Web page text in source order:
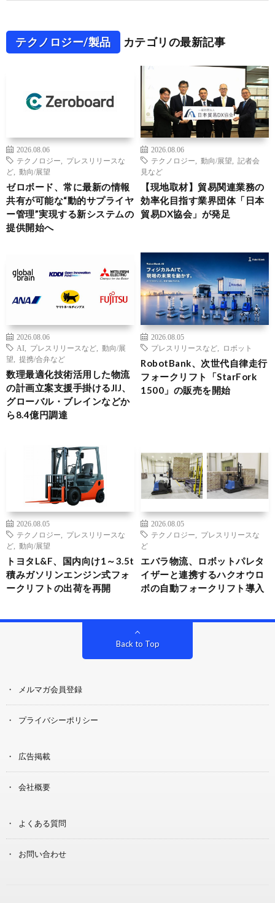
テクノロジー/製品 カテゴリの最新記事
2026.08.06
テクノロジー
プレスリリースな
ど
動向/展望
ゼロボード、常に最新の情報
共有が可能な“動的サプライヤ
ー管理”実現する新システムの
提供開始へ
2026.08.06
テクノロジー
動向/展望
記者会
見など
【現地取材】貿易関連業務の
効率化目指す業界団体「日本
貿易DX協会」が発足
2026.08.06
AI
プレスリリースなど
動向/展
望
提携/合弁など
数理最適化技術活用した物流
の計画立案支援手掛けるJIJ、
グローバル・ブレインなどか
ら8.4億円調達
2026.08.05
プレスリリースなど
ロボット
RobotBank、次世代自律走行
フォークリフト「StarFork
1500」の販売を開始
2026.08.05
テクノロジー
プレスリリースな
ど
動向/展望
トヨタL&F、国内向け1～3.5t
積みガソリンエンジン式フォ
ークリフトの出荷を再開
2026.08.05
テクノロジー
プレスリリースな
ど
エバラ物流、ロボットパレタ
イザーと連携するハクオウロ
ボの自動フォークリフト導入
Back to Top
メルマガ会員登録
プライバシーポリシー
広告掲載
会社概要
よくある質問
お問い合わせ